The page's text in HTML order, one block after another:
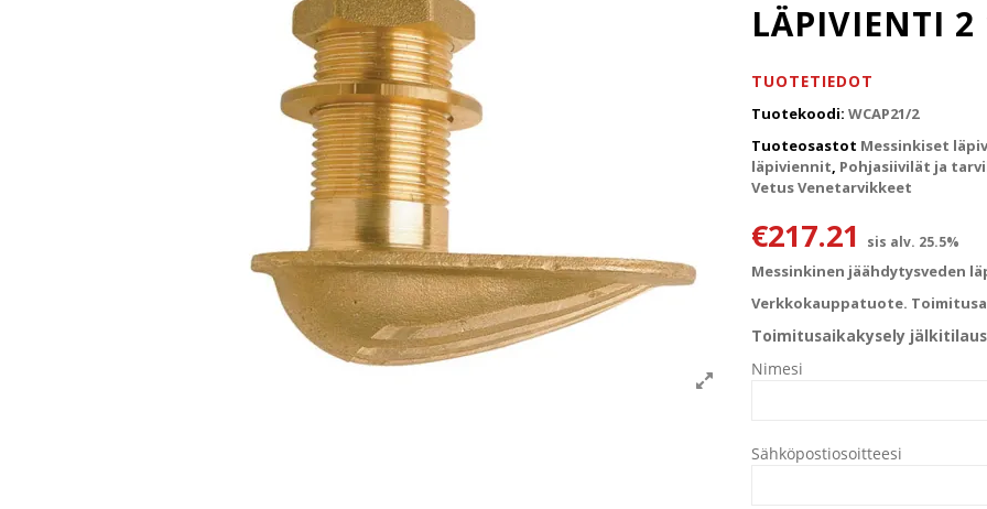
LÄPIVIENTI
TUOTETIEDOT
Tuotekoodi: WCAP21/2
Tuoteosastot Messinkiset
läpiviennit, Pohjasiivilät ja
Vetus Venetarvikkeet
€217.21 sis alv. 25.5%
Messinkinen jäähdytysveden
Verkkokauppatuote.
Toimitusaikakysely
Nimesi
Sähköpostiosoitteesi